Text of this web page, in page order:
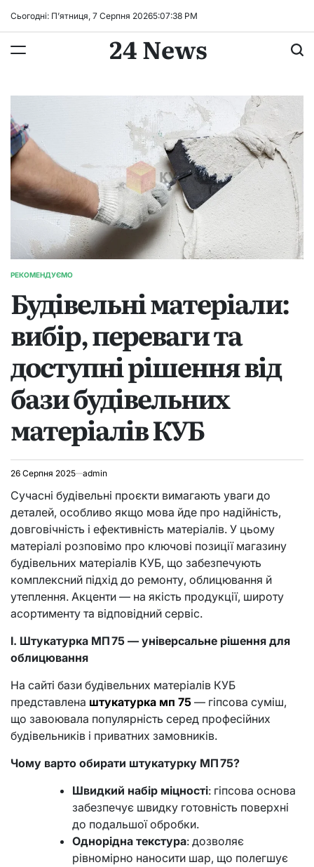
Сьогодні: П’ятниця, 7 Серпня 20265:07:38 PM
24 News
ОПУБЛІКУВАТИ
РЕКОМЕНДУЄМО
Будівельні матеріали:
вибір, переваги та
доступні рішення від
бази будівельних
матеріалів КУБ
26 Серпня 2025 admin
Сучасні будівельні проєкти вимагають уваги до
деталей, особливо якщо мова йде про надійність,
довговічність і ефективність матеріалів. У цьому
матеріалі розповімо про ключові позиції магазину
будівельних матеріалів КУБ, що забезпечують
комплексний підхід до ремонту, облицювання й
утеплення. Акценти — на якість продукції, широту
асортименту та відповідний сервіс.
І. Штукатурка МП 75 — універсальне рішення для
облицювання
На сайті бази будівельних матеріалів КУБ
представлена штукатурка мп 75 — гіпсова суміш,
що завоювала популярність серед професійних
будівельників і приватних замовників.
Чому варто обирати штукатурку МП 75?
Швидкий набір міцності: гіпсова основа
забезпечує швидку готовність поверхні
до подальшої обробки.
Однорідна текстура: дозволяє
рівномірно наносити шар, що полегшує